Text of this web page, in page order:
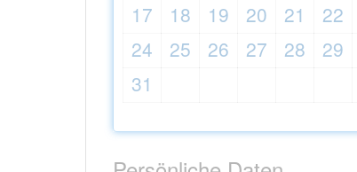
17
18 19 20 21 22
24
25 26 27 28 29
31